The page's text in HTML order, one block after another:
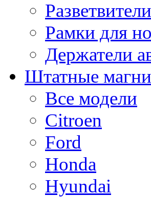
Рамки для
Держатели
Штатные
Все модели
Citroen
Ford
Honda
Hyundai